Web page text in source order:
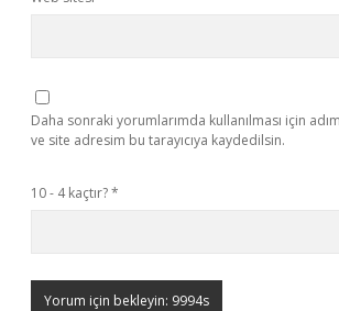
Daha sonraki yorumlarımda kullanılması için
ve site adresim bu tarayıcıya kaydedilsin.
10 - 4 kaçtır?*